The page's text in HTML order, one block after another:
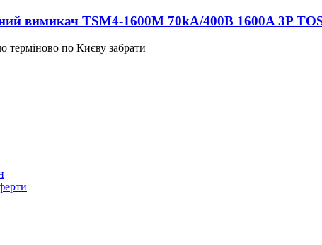
вимикач TSM4-1600M 70kA/400B 1600A 3P
терміново по Києву забрати